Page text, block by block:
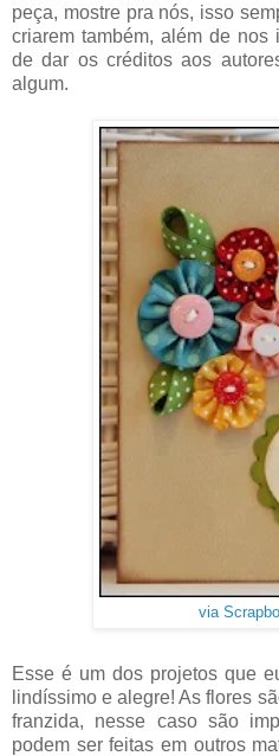
peça, mostre pra nós, isso
criarem também, além de
de dar os créditos aos
algum.
via
Esse é um dos projetos que
lindíssimo e alegre! As flores
franzida, nesse caso são
podem ser feitas em outros